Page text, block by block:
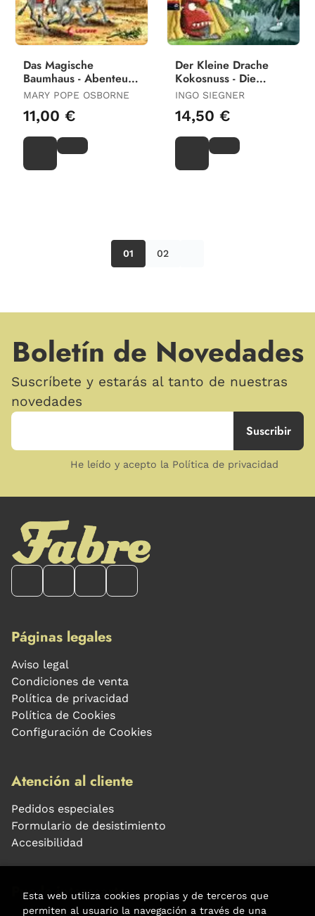
Das Magische
Baumhaus - Abenteuer
Im Tal Der Könige
MARY POPE OSBORNE
11,00 €
Der Kleine Drache
Kokosnuss - Die
Mutprobe
INGO SIEGNER
14,50 €
01 02
Boletín de Novedades
Suscríbete y estarás al tanto de nuestras
novedades
He leído y acepto la Política de privacidad
Páginas legales
Aviso legal
Condiciones de venta
Política de privacidad
Política de Cookies
Configuración de Cookies
Atención al cliente
Pedidos especiales
Formulario de desistimiento
Accesibilidad
Puede interesarte
Esta web utiliza cookies propias y de terceros que
permiten al usuario la navegación a través de una